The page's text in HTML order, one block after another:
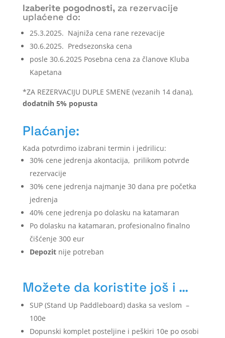
Izaberite pogodnosti,za rezervacije
uplaćene do:
25.3.2025. Najniža cena rane rezevacije
30.6.2025. Predsezonska cena
posle 30.6.2025 Posebna cena za članove Kluba
Kapetana
*ZA REZERVACIJU DUPLE SMENE (vezanih 14 dana),
dodatnih 5% popusta
Plaćanje:
Kada potvrdimo izabrani termin i jedrilicu:
30% cene jedrenja akontacija, prilikom potvrde
rezervacije
30% cene jedrenja najmanje 30 dana pre početka
jedrenja
40% cene jedrenja po dolasku na katamaran
Po dolasku na katamaran, profesionalno finalno
čišćenje 300 eur
Depozitnije potreban
Možete da koristite još i …
SUP (Stand Up Paddleboard) daska sa veslom –
100e
Dopunski komplet posteljine i peškiri 10e po osobi